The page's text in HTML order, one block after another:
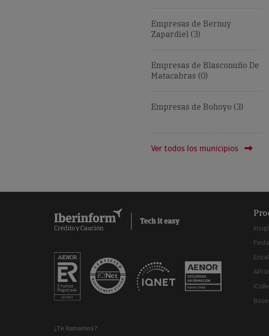
Empresas de Bernuy
Zapardiel (3)
Empresas de Blasconuño De
Matacabras (0)
Empresas de Bohoyo (3)
Ver todos los municipios
¿Te llamamos?
API